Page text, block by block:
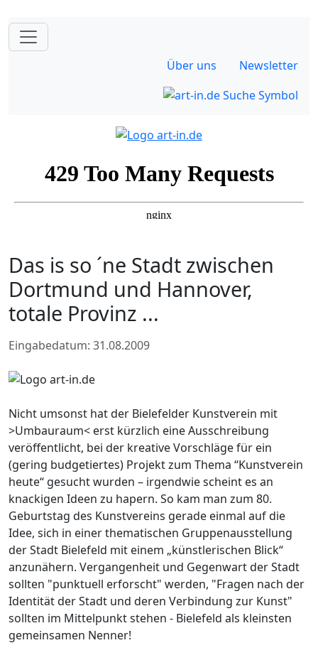
Über uns Newsletter
Das is so ´ne Stadt zwischen
Dortmund und Hannover,
totale Provinz ...
Eingabedatum: 31.08.2009
Nicht umsonst hat der Bielefelder Kunstverein mit
>Umbauraum< erst kürzlich eine Ausschreibung
veröffentlicht, bei der kreative Vorschläge für ein
(gering budgetiertes) Projekt zum Thema “Kunstverein
heute“ gesucht wurden – irgendwie scheint es an
knackigen Ideen zu hapern. So kam man zum 80.
Geburtstag des Kunstvereins gerade einmal auf die
Idee, sich in einer thematischen Gruppenausstellung
der Stadt Bielefeld mit einem „künstlerischen Blick“
anzunähern. Vergangenheit und Gegenwart der Stadt
sollten "punktuell erforscht" werden, "Fragen nach der
Identität der Stadt und deren Verbindung zur Kunst"
sollten im Mittelpunkt stehen - Bielefeld als kleinsten
gemeinsamen Nenner!